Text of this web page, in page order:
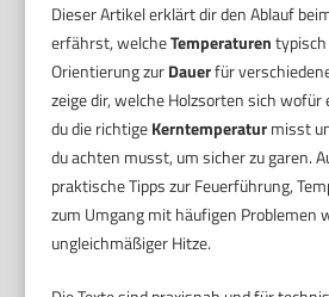
Dieser Artikel erklärt dir den Ablauf
erfährst, welcheTemperaturen
Orientierung zurDauerfür
zeige dir, welche Holzsorten sich
du die richtigeKerntemperaturmisst
du achten musst, um sicher zu garen.
praktische Tipps zur Feuerführung,
zum Umgang mit häufigen Problemen
ungleichmäßiger Hitze.